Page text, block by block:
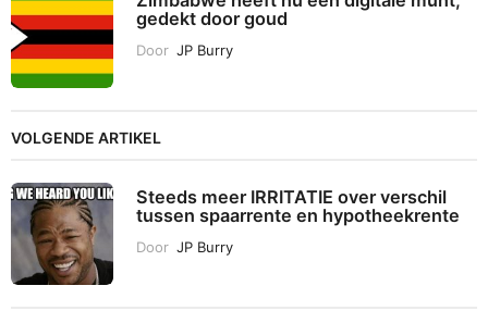
gedekt door goud
Door JP Burry
VOLGENDE ARTIKEL
Steeds meer IRRITATIE over verschil
tussen spaarrente en hypotheekrente
Door JP Burry